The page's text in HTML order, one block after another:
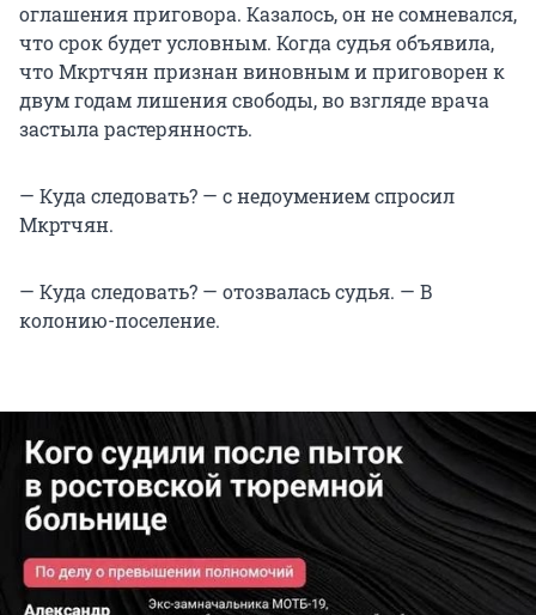
оглашения приговора. Казалось, он не сомневался,
что срок будет условным. Когда судья объявила,
что Мкртчян признан виновным и приговорен к
двум годам лишения свободы, во взгляде врача
застыла растерянность.
— Куда следовать? — с недоумением спросил
Мкртчян.
— Куда следовать? — отозвалась судья. — В
колонию-поселение.